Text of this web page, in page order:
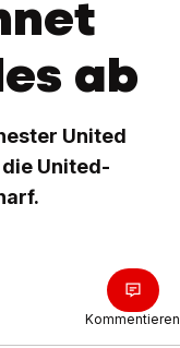
ab
United
United-
Kommentieren